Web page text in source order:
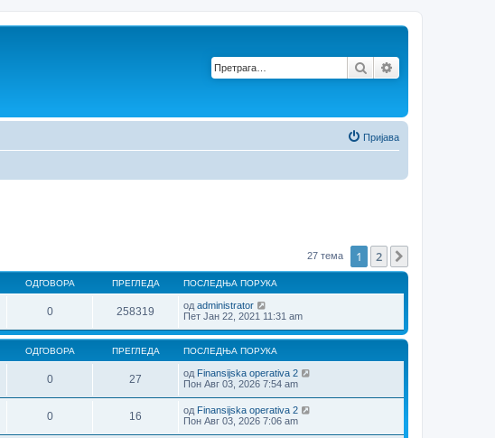
Претрага
Пријава
27 тема 1 2
ОДГОВОРА ПРЕГЛЕДА ПОСЛЕДЊА ПОРУКА
0 258319 од administrator
Пет Јан 22, 2021 11:31 am
ОДГОВОРА ПРЕГЛЕДА ПОСЛЕДЊА ПОРУКА
0 27 од Finansijska operativa 2
Пон Авг 03, 2026 7:54 am
0 16 од Finansijska operativa 2
Пон Авг 03, 2026 7:06 am